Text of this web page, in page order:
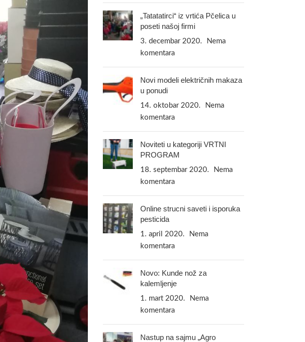
„Tatatatirci“ iz vrtića Pčelica u
poseti našoj firmi
3. decembar 2020.
Nema
komentara
Novi modeli električnih makaza
u ponudi
14. oktobar 2020.
Nema
komentara
Noviteti u kategoriji VRTNI
PROGRAM
18. septembar 2020.
Nema
komentara
Online strucni saveti i isporuka
pesticida
1. april 2020.
Nema
komentara
Novo: Kunde nož za
kalemljenje
1. mart 2020.
Nema
komentara
Nastup na sajmu „Agro